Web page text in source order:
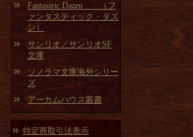
Fantasteic Dazen （フ
ァンタスティック・ダズ
ン）
サンリオ／サンリオSF
文庫
ソノラマ文庫海外シリー
ズ
アーカムハウス叢書
特定商取引法表示